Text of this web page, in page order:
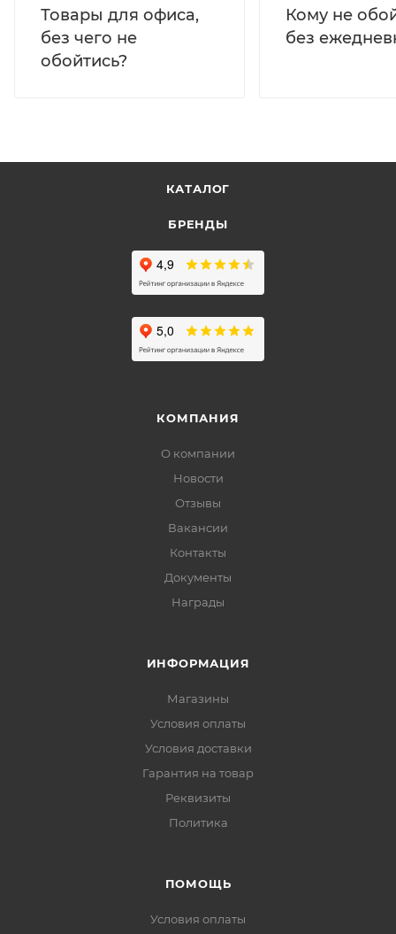
Товары для офиса,
без чего не
обойтись?
Кому не
без
КАТАЛОГ
БРЕНДЫ
КОМПАНИЯ
О компании
Новости
Отзывы
Вакансии
Контакты
Документы
Награды
ИНФОРМАЦИЯ
Магазины
Условия оплаты
Условия доставки
Гарантия на товар
Реквизиты
Политика
ПОМОЩЬ
Условия оплаты